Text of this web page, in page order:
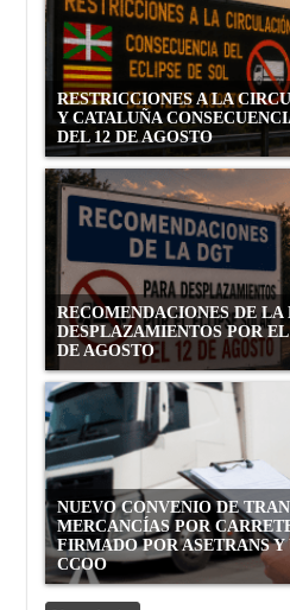
RESTRICCIONES A LA
Y CATALUÑA
DEL 12 DE AGOSTO
RECOMENDACIONES DE LA
DESPLAZAMIENTOS POR
DE AGOSTO
NUEVO CONVENIO DE
MERCANCÍAS POR
FIRMADO POR ASETRANS
CCOO